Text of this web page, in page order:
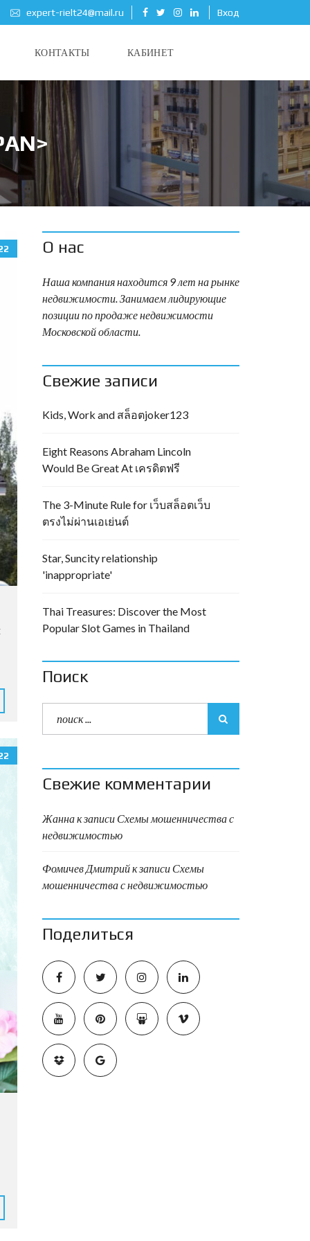
expert-rielt24@mail.ru Вход
КОНТАКТЫ КАБИНЕТ
О нас
Наша компания находится 9 лет на рынке
недвижимости. Занимаем лидирующие
позиции по продаже недвижимости
Московской области.
Свежие записи
Kids, Work and สล็อตjoker123
Eight Reasons Abraham Lincoln
Would Be Great At เครดิตฟรี
The 3-Minute Rule for เว็บสล็อตเว็บ
ตรงไม่ผ่านเอเย่นต์
Star, Suncity relationship
'inappropriate'
Thai Treasures: Discover the Most
Popular Slot Games in Thailand
Поиск
Свежие комментарии
Жаннак записи Схемы мошенничества с
недвижимостью
Фомичев Дмитрийк записи Схемы
мошенничества с недвижимостью
Поделиться